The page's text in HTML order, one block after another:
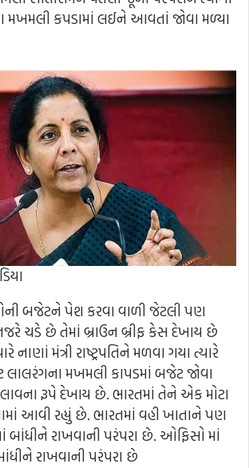
કપડામાં લઈને આવતાં જોવા મળ્યા
બજેટને પેશ કરવા વાળી જેટલી પણ
ચડે છે તેમાં બ્રાઉન બ્રીફ કેસ દેખાય છે
મંત્રી રાષ્ટ્રપતિને મળવા ગયા ત્યારે
લાલરંગના મખમલી કાપડમાં બજેટ જોવા
રૂપે દેખાય છે. ભારતમાં તેને એક મોટા
આવી રહ્યું છે. ભારતમાં વહી ખાતાને પણ
બાંધીને રાખવાની પરંપરા છે. ઓફિસો માં
રાખવાની પરંપરા છે